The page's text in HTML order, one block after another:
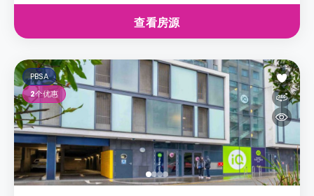
查看房源
PBSA
2个优惠